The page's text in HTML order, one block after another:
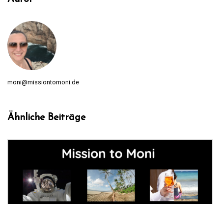
moni@missiontomoni.de
Ähnliche Beiträge